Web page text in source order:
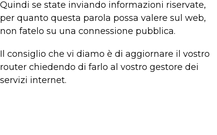
Quindi se state inviando informazioni riservate,
per quanto questa parola possa valere sul web,
non fatelo su una connessione pubblica.
Il consiglio che vi diamo è di aggiornare il vostro
router chiedendo di farlo al vostro gestore dei
servizi internet.